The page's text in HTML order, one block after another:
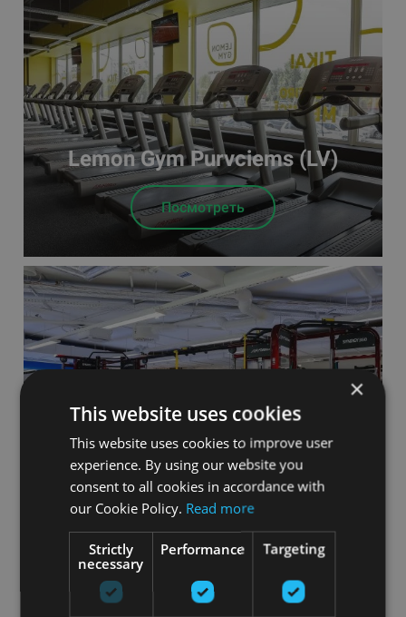
Lemon Gym Purvciems (LV)
Посмотреть
MyFitness Galleria Riga (LV)
Посмотреть
×
This website uses cookies
This website uses cookies to improve user
experience. By using our website you
consent to all cookies in accordance with
our Cookie Policy. Read more
Strictly
necessary
Performance Targeting